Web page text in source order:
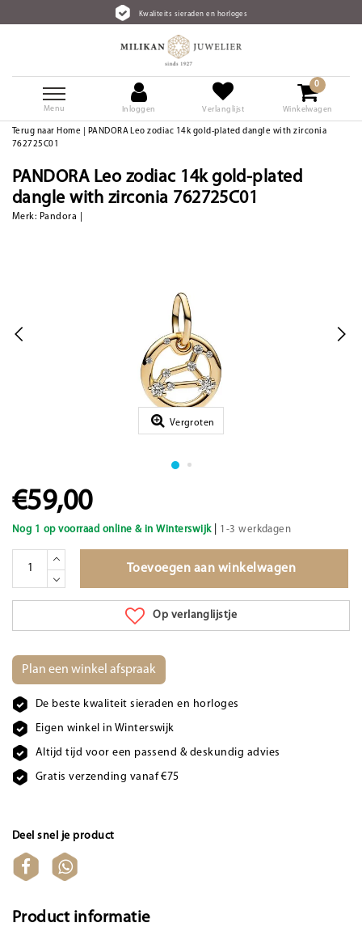
Kwaliteits sieraden en horloges
Menu Inloggen Verlanglijst
0
Winkelwagen
Terug naar Home
PANDORA Leo zodiac 14k gold-plated dangle with zirconia
762725C01
PANDORA Leo zodiac 14k gold-plated
dangle with zirconia 762725C01
Merk: Pandora
Vergroten
€59,00
Nog 1 op voorraad online & in Winterswijk| 1-3 werkdagen
Toevoegen aan winkelwagen
Op verlanglijstje
Plan een winkel afspraak
De beste kwaliteit sieraden en horloges
Eigen winkel in Winterswijk
Altijd tijd voor een passend & deskundig advies
Gratis verzending vanaf €75
Deel snel je product
Product informatie